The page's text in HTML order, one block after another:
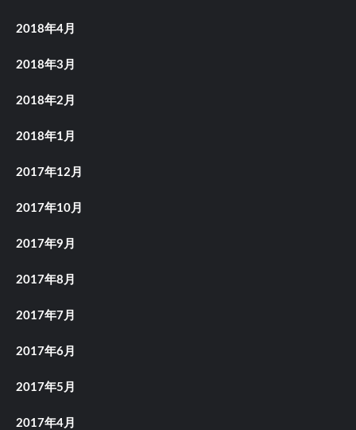
2018年4月
2018年3月
2018年2月
2018年1月
2017年12月
2017年10月
2017年9月
2017年8月
2017年7月
2017年6月
2017年5月
2017年4月